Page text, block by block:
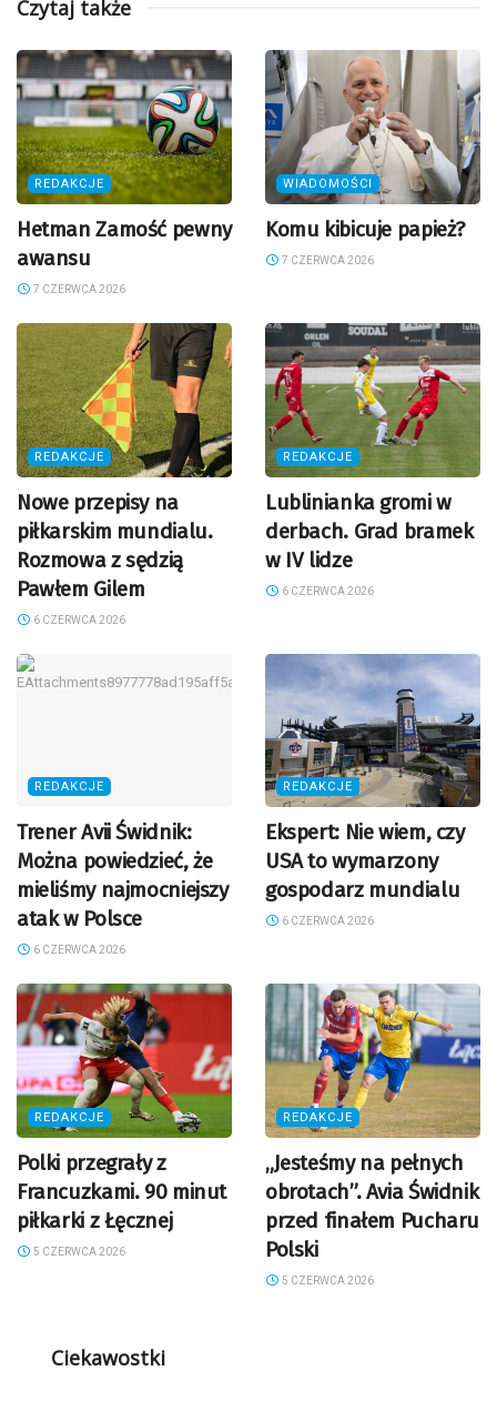
Czytaj także
REDAKCJE
Hetman Zamość pewny
awansu
7 CZERWCA 2026
WIADOMOŚCI
Komu kibicuje papież?
7 CZERWCA 2026
REDAKCJE
Nowe przepisy na
piłkarskim mundialu.
Rozmowa z sędzią
Pawłem Gilem
6 CZERWCA 2026
REDAKCJE
Lublinianka gromi w
derbach. Grad bramek
w IV lidze
6 CZERWCA 2026
REDAKCJE
Trener Avii Świdnik:
Można powiedzieć, że
mieliśmy najmocniejszy
atak w Polsce
6 CZERWCA 2026
REDAKCJE
Ekspert: Nie wiem, czy
USA to wymarzony
gospodarz mundialu
6 CZERWCA 2026
REDAKCJE
Polki przegrały z
Francuzkami. 90 minut
piłkarki z Łęcznej
5 CZERWCA 2026
REDAKCJE
„Jesteśmy na pełnych
obrotach”. Avia Świdnik
przed finałem Pucharu
Polski
5 CZERWCA 2026
Ciekawostki